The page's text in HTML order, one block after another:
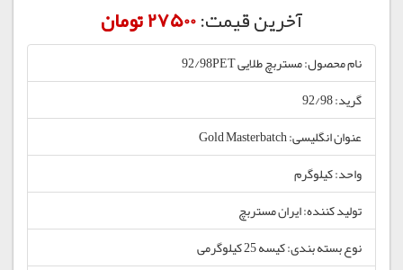
آخرین قیمت:27500 تومان
نام محصول: مستربچ طلایی 92/98PET
گرید: 92/98
عنوان انگلیسی: Gold Masterbatch
واحد: کیلوگرم
تولید کننده: ایران مستربچ
نوع بسته بندی: کیسه 25 کیلوگرمی